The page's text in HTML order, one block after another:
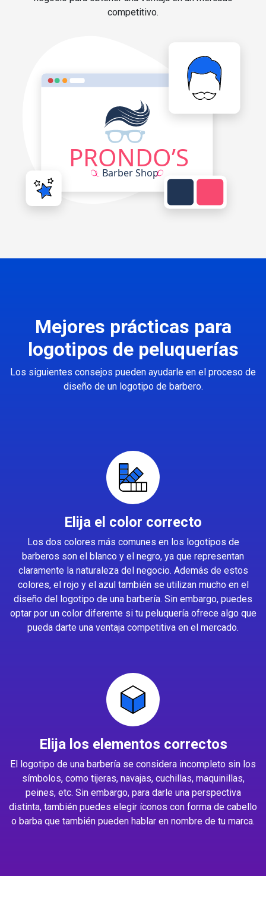
competitivo.
Mejores prácticas para
logotipos de peluquerías
Los siguientes consejos pueden ayudarle en el proceso de
diseño de un logotipo de barbero.
Elija el color correcto
Los dos colores más comunes en los logotipos de
barberos son el blanco y el negro, ya que representan
claramente la naturaleza del negocio. Además de estos
colores, el rojo y el azul también se utilizan mucho en el
diseño del logotipo de una barbería. Sin embargo, puedes
optar por un color diferente si tu peluquería ofrece algo que
pueda darte una ventaja competitiva en el mercado.
Elija los elementos correctos
El logotipo de una barbería se considera incompleto sin los
símbolos, como tijeras, navajas, cuchillas, maquinillas,
peines, etc. Sin embargo, para darle una perspectiva
distinta, también puedes elegir íconos con forma de cabello
o barba que también pueden hablar en nombre de tu marca.